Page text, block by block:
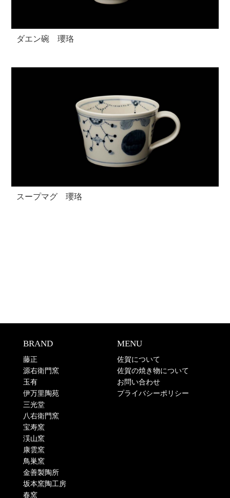
ダエン碗 瓔珞
スープマグ 瓔珞
BRAND
藤正
源右衛門窯
玉有
伊万里陶苑
三光堂
八右衛門窯
宝寿窯
渓山窯
康雲窯
鳥巣窯
金善製陶所
坂本窯陶工房
春窯
MENU
佐賀について
佐賀の焼き物について
お問い合わせ
プライバシーポリシー